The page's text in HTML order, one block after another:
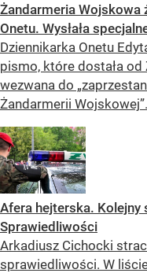
Żandarmeria Wojskowa
Onetu. Wysłała
Dziennikarka Onetu
pismo, które dostała
wezwana do
Żandarmerii Wojskowej”.
Afera hejterska. Kolejny
Sprawiedliwości
Arkadiusz Cichocki
sprawiedliwości. W